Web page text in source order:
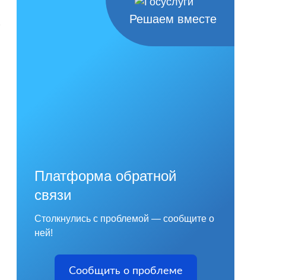
Решаем вместе
Платформа обратной
связи
Столкнулись с проблемой — сообщите о
ней!
Сообщить о проблеме